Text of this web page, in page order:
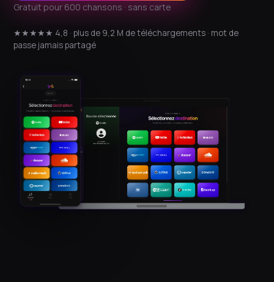
Gratuit pour 600 chansons · sans carte
★★★★★ 4,8 · plus de 9,2 M de téléchargements · mot de
passe jamais partagé